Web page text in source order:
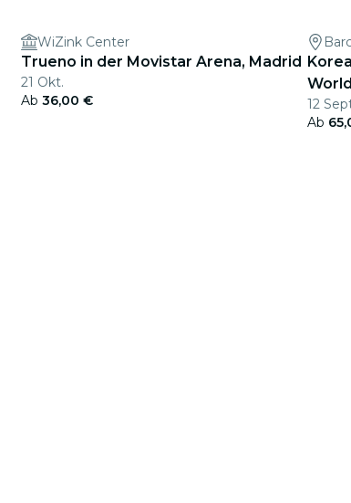
WiZink Center
Trueno in der Movistar Arena, Madrid
21 Okt.
Ab 36,00 €
12
Ab